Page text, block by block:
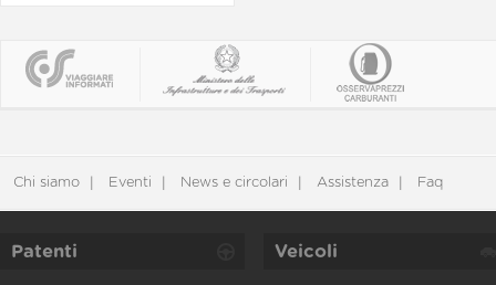
Chi siamo Eventi News e circolari Assistenza Faq
Patenti Veicoli